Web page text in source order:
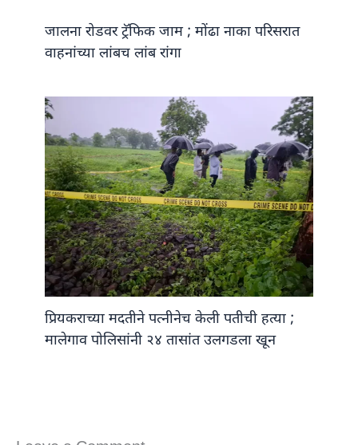
जालना रोडवर ट्रॅफिक जाम ; मोंढा नाका परिसरात
वाहनांच्या लांबच लांब रांगा
प्रियकराच्या मदतीने पत्नीनेच केली पतीची हत्या ;
मालेगाव पोलिसांनी २४ तासांत उलगडला खून